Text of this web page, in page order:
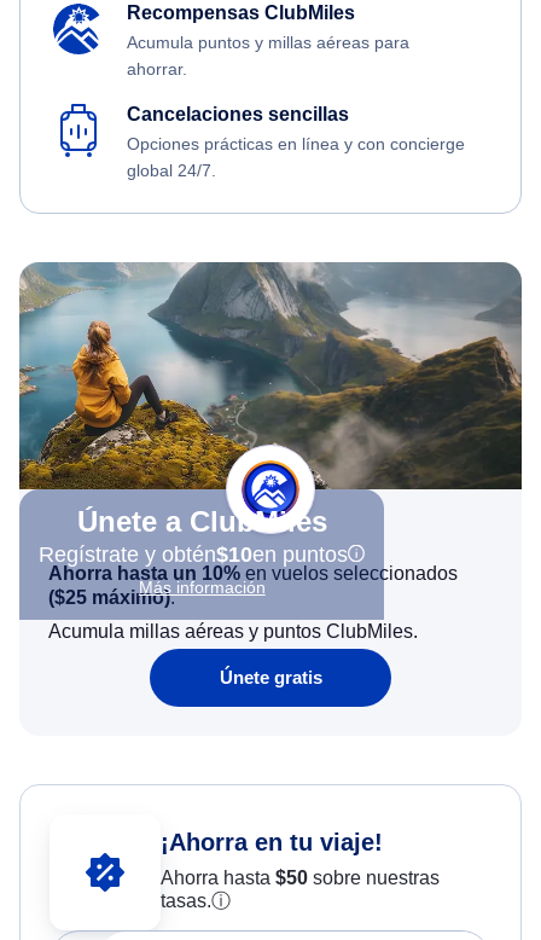
Recompensas ClubMiles
Acumula puntos y millas aéreas para
ahorrar.
Cancelaciones sencillas
Opciones prácticas en línea y con concierge
global 24/7.
Únete a ClubMiles
Regístrate y obtén$10en puntos
Más información
Ahorra hasta un 10% en vuelos seleccionados
($25 máximo).
Acumula millas aéreas y puntos ClubMiles.
Únete gratis
¡Ahorra en tu viaje!
Ahorra hasta $50sobre nuestras
tasas.ⓘ